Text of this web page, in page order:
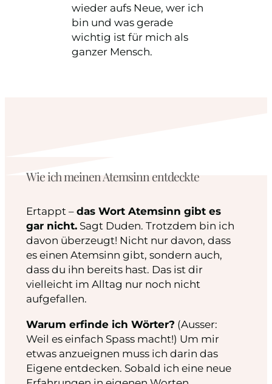
wieder aufs Neue, wer ich
bin und was gerade
wichtig ist für mich als
ganzer Mensch.
Wie ich meinen Atemsinn entdeckte
Ertappt –das Wort Atemsinn gibt es
gar nicht. Sagt Duden. Trotzdem bin ich
davon überzeugt! Nicht nur davon, dass
es einen Atemsinn gibt, sondern auch,
dass du ihn bereits hast. Das ist dir
vielleicht im Alltag nur noch nicht
aufgefallen.
Warum erfinde ich Wörter? (Ausser:
Weil es einfach Spass macht!) Um mir
etwas anzueignen muss ich darin das
Eigene entdecken. Sobald ich eine neue